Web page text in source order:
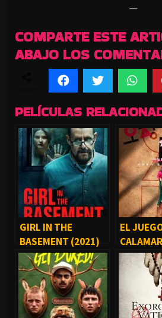
—
COMPARTE ESTE
ABAJO LOS
PELÍCULAS
GIRL IN THE
BASEMENT (2021)
EL